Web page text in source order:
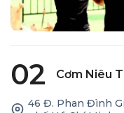
02 Cơm Niêu
46 Đ. Phan Đình